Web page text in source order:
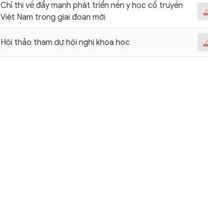
Chỉ thị về đẩy mạnh phát triển nền y học cổ truyền
Việt Nam trong giai đoạn mới
Hội thảo tham dự hội nghị khoa học